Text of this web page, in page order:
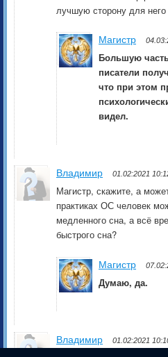
лучшую сторону для него
Магистр
Большую
писатели
что при этом
видел.
Владимир 01.02:2021
Магистр, скажите, а
практиках ОС человек
медленного сна, а всё
быстрого сна?
Магистр
Думаю, да.
Владимир 01.02:2021